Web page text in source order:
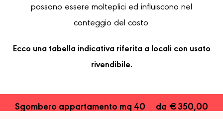
possono essere molteplici ed influiscono nel
conteggio del costo.
Ecco una tabella indicativa riferita a locali con usato
rivendibile.
Sgombero appartamento mq 40
da € 350,00